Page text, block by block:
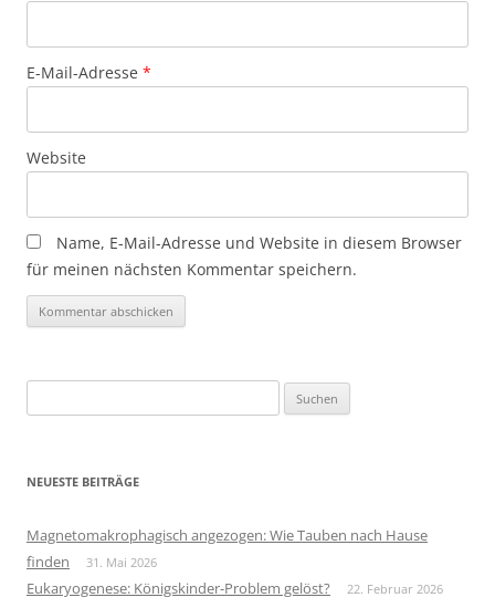
E-Mail-Adresse *
Website
Name, E-Mail-Adresse und Website in diesem Browser
für meinen nächsten Kommentar speichern.
nach:
NEUESTE BEITRÄGE
Magnetomakrophagisch angezogen: Wie Tauben nach Hause
finden
31. Mai 2026
Eukaryogenese: Königskinder-Problem gelöst? 22. Februar 2026